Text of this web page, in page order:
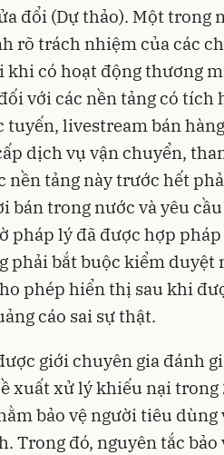
đổi (Dự thảo). Một trong
rõ trách nhiệm của các
khi có hoạt động thương
với các nền tảng có tích
tuyến, livestream bán
dịch vụ vận chuyển,
nền tảng này trước hết
bán trong nước và yêu
pháp lý đã được hợp
phải bắt buộc kiểm duyệt
phép hiển thị sau khi
cáo sai sự thật.
giới chuyên gia đánh
xuất xử lý khiếu nại trong
bảo vệ người tiêu dùng
Trong đó, nguyên tắc bảo